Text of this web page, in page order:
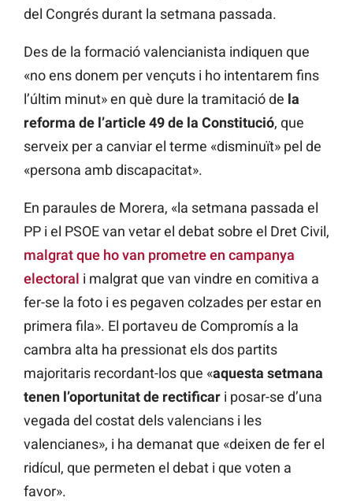
del Congrés durant la setmana passada.
Des de la formació valencianista indiquen que
«no ens donem per vençuts i ho intentarem fins
l’últim minut» en què dure la tramitació de la
reforma de l’article 49 de la Constitució, que
serveix per a canviar el terme «disminuït» pel de
«persona amb discapacitat».
En paraules de Morera, «la setmana passada el
PP i el PSOE van vetar el debat sobre el Dret Civil,
malgrat que ho van prometre en campanya
electoral i malgrat que van vindre en comitiva a
fer-se la foto i es pegaven colzades per estar en
primera fila». El portaveu de Compromís a la
cambra alta ha pressionat els dos partits
majoritaris recordant-los que «aquesta setmana
tenen l’oportunitat de rectificar i posar-se d’una
vegada del costat dels valencians i les
valencianes», i ha demanat que «deixen de fer el
ridícul, que permeten el debat i que voten a
favor».